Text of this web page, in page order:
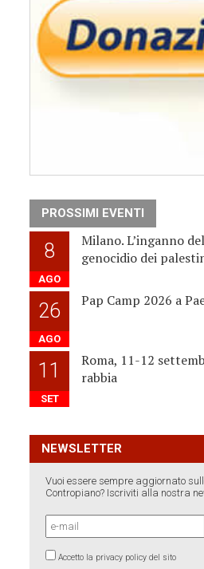
PROSSIMI EVENTI
8
AGO
Milano. L’inganno
genocidio dei
26
AGO
Pap Camp 2026 a
11
SET
Roma, 11-12
rabbia
NEWSLETTER
Vuoi essere sempre aggiornato
Contropiano? Iscriviti alla nostra
Accetto la privacy policy del sito